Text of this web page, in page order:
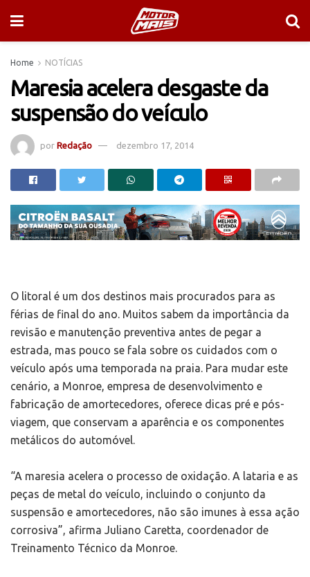
Home NOTÍCIAS
Maresia acelera desgaste da
suspensão do veículo
por Redação dezembro 17, 2014
O litoral é um dos destinos mais procurados para as
férias de final do ano. Muitos sabem da importância da
revisão e manutenção preventiva antes de pegar a
estrada, mas pouco se fala sobre os cuidados com o
veículo após uma temporada na praia. Para mudar este
cenário, a Monroe, empresa de desenvolvimento e
fabricação de amortecedores, oferece dicas pré e pós-
viagem, que conservam a aparência e os componentes
metálicos do automóvel.
“A maresia acelera o processo de oxidação. A lataria e as
peças de metal do veículo, incluindo o conjunto da
suspensão e amortecedores, não são imunes à essa ação
corrosiva”, afirma Juliano Caretta, coordenador de
Treinamento Técnico da Monroe.